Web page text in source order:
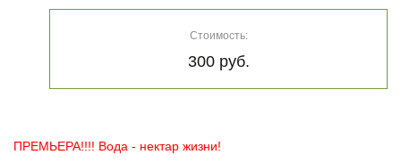
Стоимость:
300 руб.
ПРЕМЬЕРА!!!! Вода - нектар жизни!